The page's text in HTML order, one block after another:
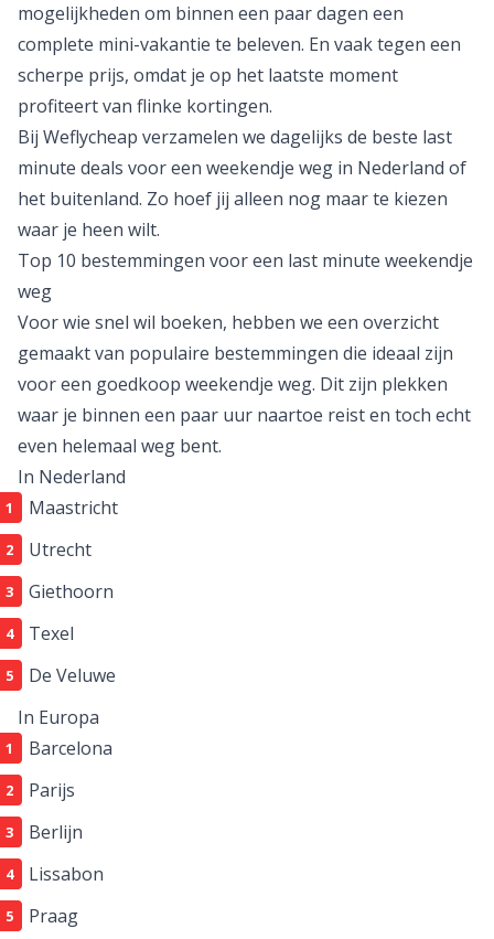
mogelijkheden om binnen een paar dagen een
complete mini-vakantie te beleven. En vaak tegen een
scherpe prijs, omdat je op het laatste moment
profiteert van flinke kortingen.
Bij Weflycheap verzamelen we dagelijks de beste last
minute deals voor een weekendje weg in Nederland of
het buitenland. Zo hoef jij alleen nog maar te kiezen
waar je heen wilt.
Top 10 bestemmingen voor een last minute weekendje
weg
Voor wie snel wil boeken, hebben we een overzicht
gemaakt van populaire bestemmingen die ideaal zijn
voor een goedkoop weekendje weg. Dit zijn plekken
waar je binnen een paar uur naartoe reist en toch echt
even helemaal weg bent.
In Nederland
Maastricht
Utrecht
Giethoorn
Texel
De Veluwe
In Europa
Barcelona
Parijs
Berlijn
Lissabon
Praag